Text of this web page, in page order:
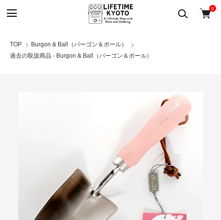
0
TOP
Burgon & Ball（バーゴン＆ボール）
過去の取扱商品 - Burgon & Ball（バーゴン＆ボール）